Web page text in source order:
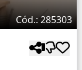
Cód.: 285303